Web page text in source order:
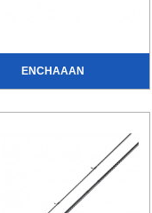
ENCHAAAN